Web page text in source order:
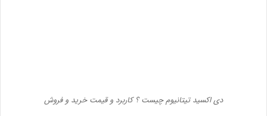
دی اکسید تیتانیوم چیست ؟ کاربرد و قیمت خرید و فروش